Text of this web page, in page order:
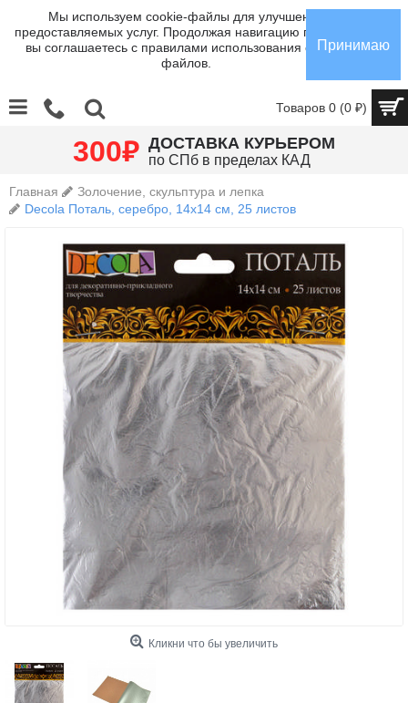
Мы используем cookie-файлы для улучшения
предоставляемых услуг. Продолжая навигацию по сайту,
вы соглашаетесь с правилами использования cookie-
файлов.
Принимаю
Товаров 0 (0 ₽)
300₽ ДОСТАВКА КУРЬЕРОМ
по СПб в пределах КАД
Главная
Золочение, скульптура и лепка
Decola Поталь, серебро, 14х14 см, 25 листов
Кликни что бы увеличить